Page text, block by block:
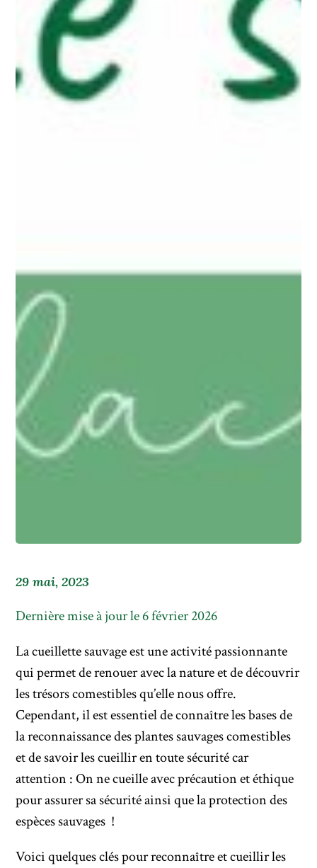
29 mai, 2023
Dernière mise à jour le 6 février 2026
La cueillette sauvage est une activité passionnante
qui permet de renouer avec la nature et de découvrir
les trésors comestibles qu’elle nous offre.
Cependant, il est essentiel de connaître les bases de
la reconnaissance des plantes sauvages comestibles
et de savoir les cueillir en toute sécurité car
attention : On ne cueille avec précaution et éthique
pour assurer sa sécurité ainsi que la protection des
espèces sauvages !
Voici quelques clés pour reconnaître et cueillir les